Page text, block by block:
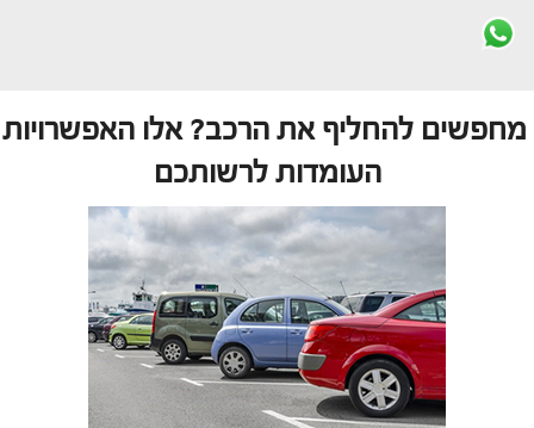
מחפשים להחליף את הרכב? אלו האפשרויות
העומדות לרשותכם